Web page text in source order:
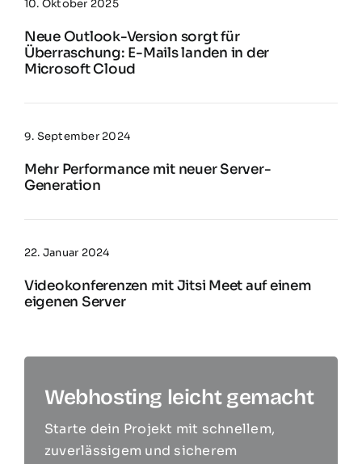
10. Oktober 2025
Neue Outlook-Version sorgt für
Überraschung: E-Mails landen in der
Microsoft Cloud
9. September 2024
Mehr Performance mit neuer Server-
Generation
22. Januar 2024
Videokonferenzen mit Jitsi Meet auf einem
eigenen Server
Webhosting leicht gemacht
Starte dein Projekt mit schnellem,
zuverlässigem und sicherem